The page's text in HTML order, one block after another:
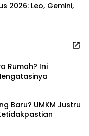
2026: Leo, Gemini,
Rumah? Ini
Baru? UMKM Justru